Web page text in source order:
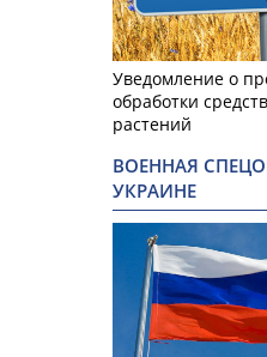
Уведомление о
обработки
растений
ВОЕННАЯ
УКРАИНЕ